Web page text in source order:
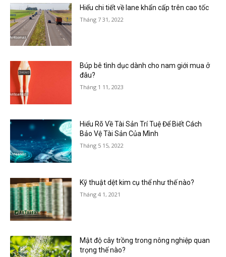
Hiểu chi tiết về lane khẩn cấp trên cao tốc
Tháng 7 31, 2022
Búp bê tình dục dành cho nam giới mua ở
đâu?
Tháng 1 11, 2023
Hiểu Rõ Về Tài Sản Trí Tuệ Để Biết Cách
Bảo Vệ Tài Sản Của Mình
Tháng 5 15, 2022
Kỹ thuật dệt kim cụ thể như thế nào?
Tháng 4 1, 2021
Mật độ cây trồng trong nông nghiệp quan
trọng thế nào?